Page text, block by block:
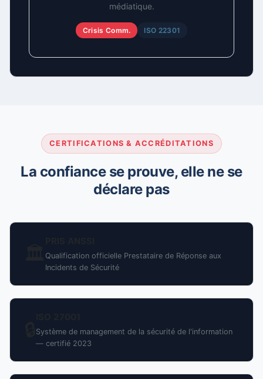
médiatique.
Crisis Comm. ISO 22301
CERTIFICATIONS & ACCRÉDITATIONS
La confiance se prouve, elle ne se
déclare pas
Qualification officielle Prestataire de Réponse aux
Incidents de Sécurité
Système de management de la sécurité de l'information
— certifié 2023